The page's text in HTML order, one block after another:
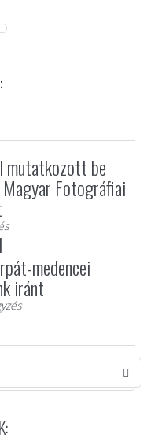
mutatkozott be
Fotográfiai
medencei
iránt